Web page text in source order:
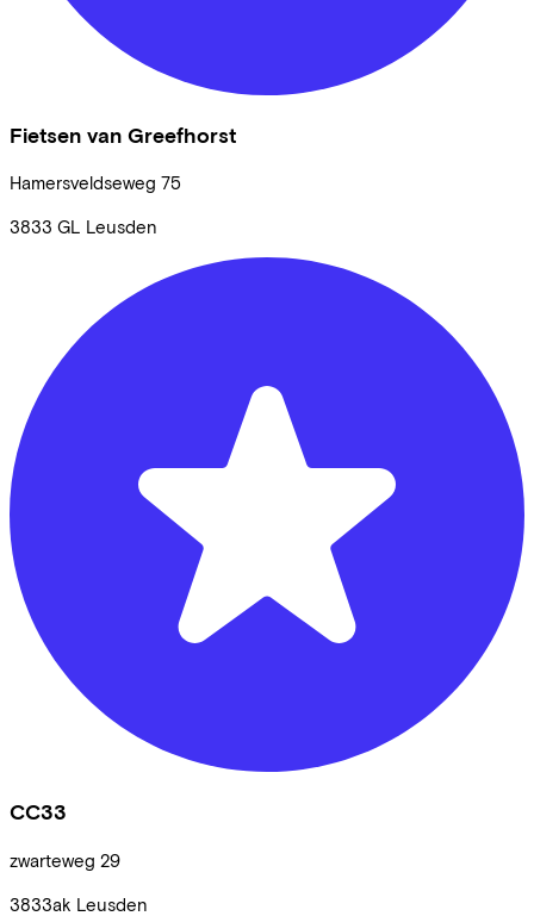
Fietsen van Greefhorst
Hamersveldseweg 75
3833 GL Leusden
CC33
zwarteweg 29
3833ak Leusden